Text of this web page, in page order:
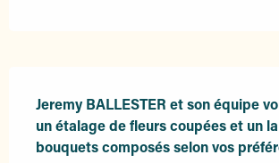
Jeremy BALLESTER et son équipe
un étalage de fleurs coupées et un
bouquets composés selon vos